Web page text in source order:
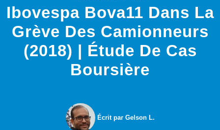
Ibovespa Bova11 Dans La
Grève Des Camionneurs
(2018) | Étude De Cas
Boursière
Écrit par Gelson L.